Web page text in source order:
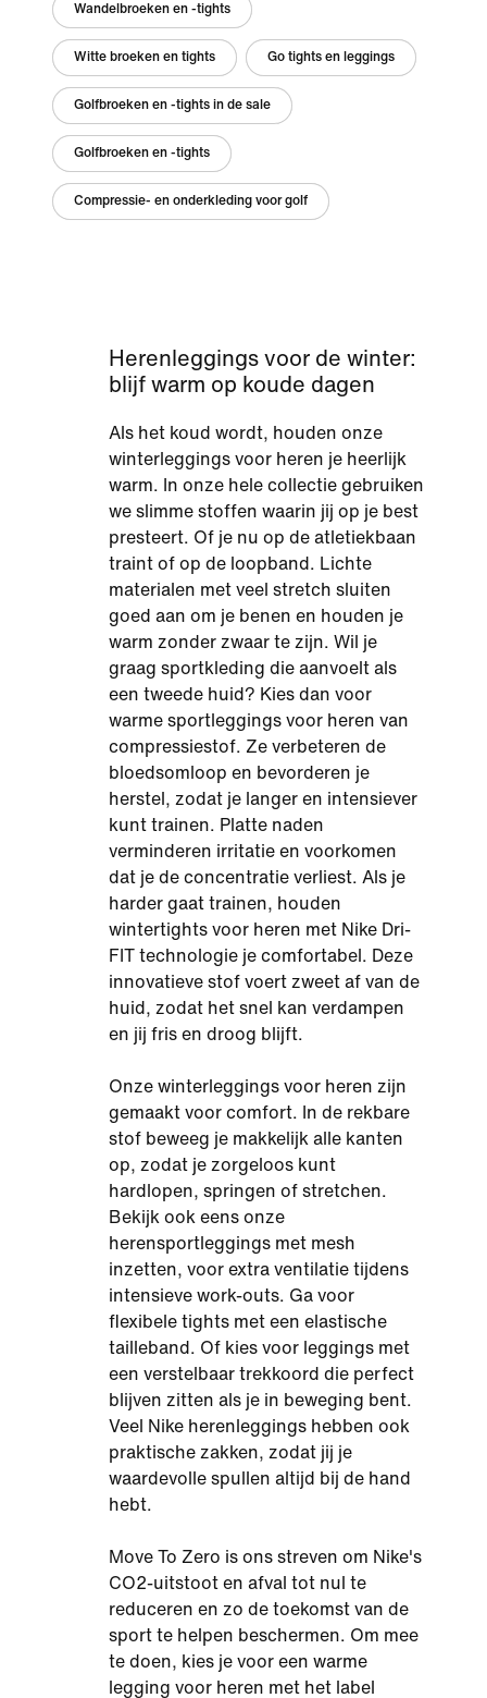
Wandelbroeken en -tights
Witte broeken en tights Go tights en leggings
Golfbroeken en -tights in de sale
Golfbroeken en -tights
Compressie- en onderkleding voor golf
Herenleggings voor de winter:
blijf warm op koude dagen
Als het koud wordt, houden onze
winterleggings voor heren je heerlijk
warm. In onze hele collectie gebruiken
we slimme stoffen waarin jij op je best
presteert. Of je nu op de atletiekbaan
traint of op de loopband. Lichte
materialen met veel stretch sluiten
goed aan om je benen en houden je
warm zonder zwaar te zijn. Wil je
graag sportkleding die aanvoelt als
een tweede huid? Kies dan voor
warme sportleggings voor heren van
compressiestof. Ze verbeteren de
bloedsomloop en bevorderen je
herstel, zodat je langer en intensiever
kunt trainen. Platte naden
verminderen irritatie en voorkomen
dat je de concentratie verliest. Als je
harder gaat trainen, houden
wintertights voor heren met Nike Dri-
FIT technologie je comfortabel. Deze
innovatieve stof voert zweet af van de
huid, zodat het snel kan verdampen
en jij fris en droog blijft.
Onze winterleggings voor heren zijn
gemaakt voor comfort. In de rekbare
stof beweeg je makkelijk alle kanten
op, zodat je zorgeloos kunt
hardlopen, springen of stretchen.
Bekijk ook eens onze
herensportleggings met mesh
inzetten, voor extra ventilatie tijdens
intensieve work-outs. Ga voor
flexibele tights met een elastische
tailleband. Of kies voor leggings met
een verstelbaar trekkoord die perfect
blijven zitten als je in beweging bent.
Veel Nike herenleggings hebben ook
praktische zakken, zodat jij je
waardevolle spullen altijd bij de hand
hebt.
Move To Zero is ons streven om Nike's
CO2-uitstoot en afval tot nul te
reduceren en zo de toekomst van de
sport te helpen beschermen. Om mee
te doen, kies je voor een warme
legging voor heren met het label